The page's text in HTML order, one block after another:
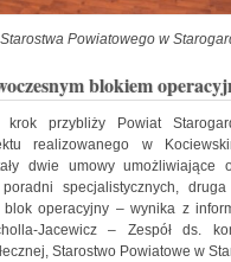
Powiatowego w
blokiem
krok przybliży Powiat
realizowanego w
dwie umowy umożliwiające
specjalistycznych,
operacyjny – wynika z
Jacewicz – Zespół ds.
Starostwo Powiatowe w